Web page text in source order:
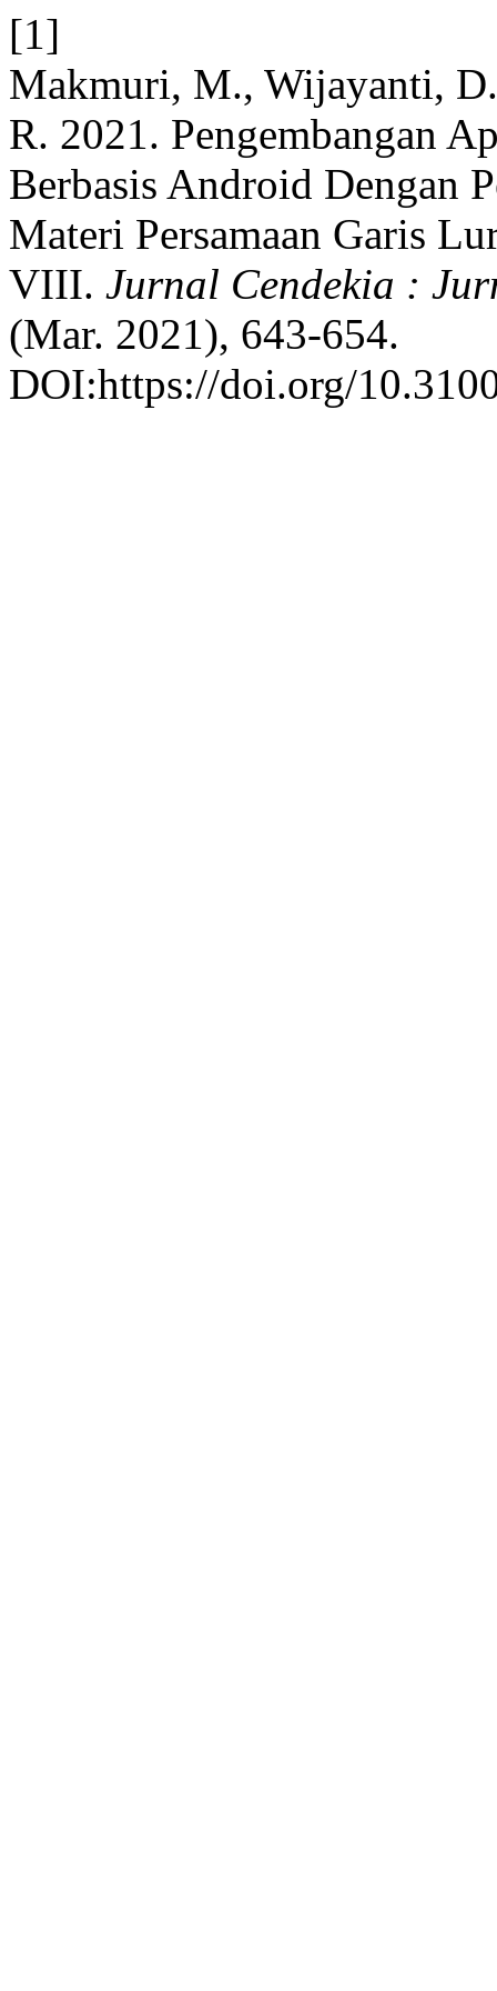
[1]
Makmuri, M., Wijayanti,
R. 2021. Pengembangan
Berbasis Android Dengan
Materi Persamaan Garis
VIII. Jurnal Cendekia :
(Mar. 2021), 643-654.
DOI:https://doi.org/